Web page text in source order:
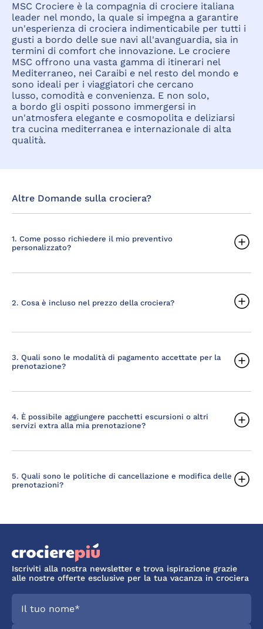
MSC Crociere è la compagnia di crociere italiana
leader nel mondo, la quale si impegna a garantire
un'esperienza di crociera indimenticabile per tutti i
gusti a bordo delle sue navi all'avanguardia, sia in
termini di comfort che innovazione. Le crociere
MSC offrono una vasta gamma di itinerari nel
Mediterraneo, nei Caraibi e nel resto del mondo e
sono ideali per i viaggiatori che cercano
lusso, comodità e convenienza. E non solo,
a bordo gli ospiti possono immergersi in
un'atmosfera elegante e cosmopolita e deliziarsi
tra cucina mediterranea e internazionale di alta
qualità.
Altre Domande sulla crociera?
1. Come posso richiedere il mio preventivo
personalizzato?
2. Cosa è incluso nel prezzo della crociera?
3. Quali sono le modalità di pagamento accettate per la
prenotazione?
4. È possibile aggiungere pacchetti escursioni o altri
servizi extra alla mia prenotazione?
5. Quali sono le politiche di cancellazione e modifica delle
prenotazioni?
Iscriviti alla nostra newsletter e trova ispirazione grazie
alle nostre offerte esclusive per la tua vacanza in crociera